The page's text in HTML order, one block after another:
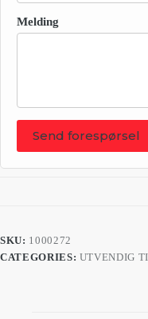
Melding
Send forespørsel
SKU: 1000272
CATEGORIES: UTVENDIG